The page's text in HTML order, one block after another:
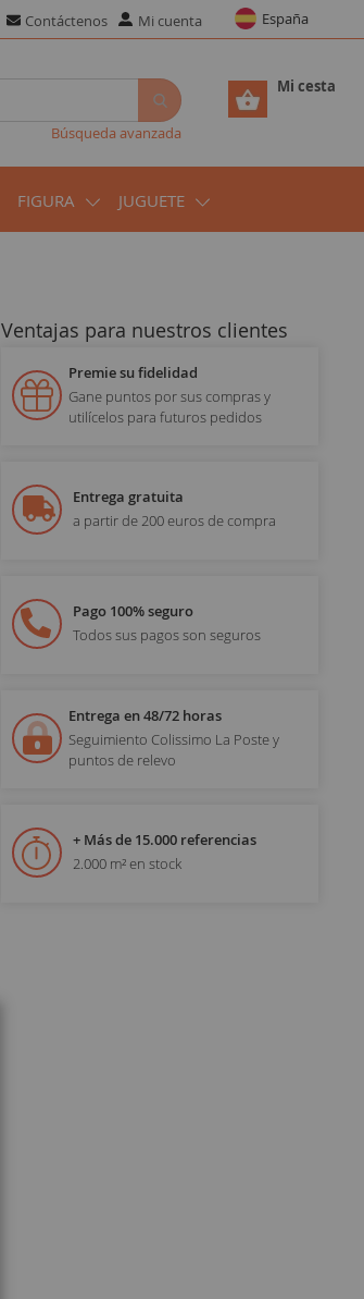
Contáctenos Mi cuenta España
Mi cesta
Búsqueda avanzada
FIGURA JUGUETE
Ventajas para nuestros clientes
Premie su fidelidad
Gane puntos por sus compras y
utilícelos para futuros pedidos
Entrega gratuita
a partir de 200 euros de compra
Pago 100% seguro
Todos sus pagos son seguros
Entrega en 48/72 horas
Seguimiento Colissimo La Poste y
puntos de relevo
+ Más de 15.000 referencias
2.000 m² en stock